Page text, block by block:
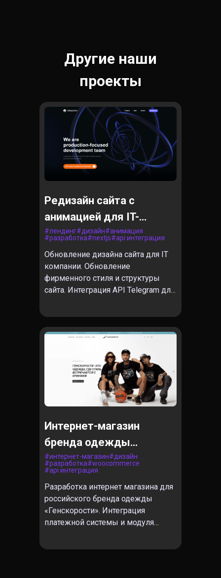
Другие наши
проекты
Редизайн сайта с
анимацией для IT-
компании Uddug
#лендинг#дизайн#анимация
#разработка#nextjs#api интеграция
Обновление дизайна сайта для IT
компании. Обновление
фирменного стиля и структуры
сайта. Интеграция API Telegram для
Интернет-магазин
бренда одежды
«Генскорости»
#интернет-магазин#дизайн
#разработка#woocommerce
#api интеграция
Разработка интернет магазина для
российского бренда одежды
«Генскорости». Интеграция
платежной системы и модуля